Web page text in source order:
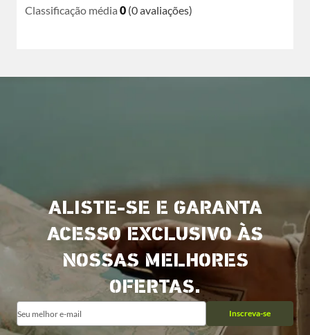
Classificação média 0 (0 avaliações)
ALISTE-SE E GARANTA
ACESSO EXCLUSIVO ÀS
NOSSAS MELHORES
OFERTAS.
Inscreva-se